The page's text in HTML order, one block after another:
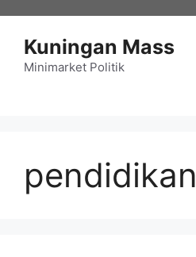
Kuningan Mass
Minimarket Politik
pendidikan